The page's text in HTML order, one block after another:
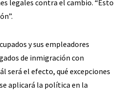
legales contra el cambio. “Esto
y sus empleadores
de inmigración con
será el efecto, qué excepciones
aplicará la política en la